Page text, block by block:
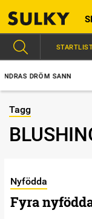
DRÖM SANN
Tagg
Nyfödda
Fyra